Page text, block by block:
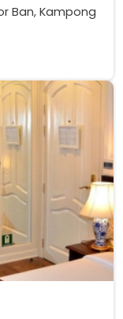
Ban, Kampong